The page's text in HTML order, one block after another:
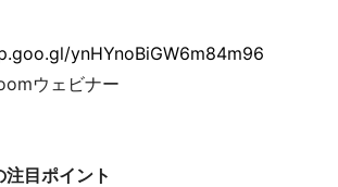
ynHYnoBiGW6m84m96
ウェビナー
目ポイント